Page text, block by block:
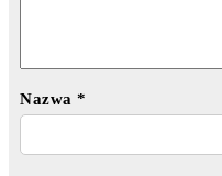
Nazwa *